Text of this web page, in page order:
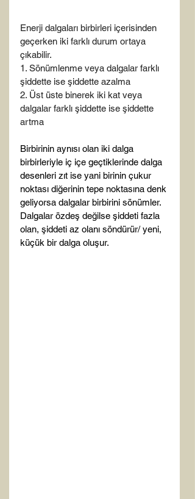
Enerji dalgaları birbirleri içerisinden
geçerken iki farklı durum ortaya
çıkabilir.
1. Sönümlenme veya dalgalar farklı
şiddette ise şiddette azalma
2. Üst üste binerek iki kat veya
dalgalar farklı şiddette ise şiddette
artma
Birbirinin aynısı olan iki dalga
birbirleriyle iç içe geçtiklerinde dalga
desenleri zıt ise yani birinin çukur
noktası diğerinin tepe noktasına denk
geliyorsa dalgalar birbirini sönümler.
Dalgalar özdeş değilse şiddeti fazla
olan, şiddeti az olanı söndürür/ yeni,